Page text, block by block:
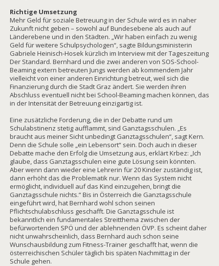
Richtige Umsetzung
Mehr Geld für soziale Betreuung in der Schule wird es in naher
Zukunft nicht geben – sowohl auf Bundesebene als auch auf
Länderebene und in den Städten. „Wir haben einfach zu wenig
Geld für weitere Schulpsychologen“, sagte Bildungsministerin
Gabriele Heinisch-Hosek kürzlich im Interview mit der Tageszeitung
Der Standard. Bernhard und die zwei anderen von SOS-School-
Beaming extern betreuten Jungs werden ab kommendem Jahr
vielleicht von einer anderen Einrichtung betreut, weil sich die
Finanzierung durch die Stadt Graz ändert. Sie werden ihren
Abschluss eventuell nicht bei School-Beaming machen können, das
in der Intensität der Betreuung einzigartig ist.
Eine zusätzliche Forderung, die in der Debatte rund um
Schulabstinenz stetig aufflammt, sind Ganztagsschulen. „Es
braucht aus meiner Sicht unbedingt Ganztagsschulen“, sagt Kern.
Denn die Schule solle „ein Lebensort“ sein. Doch auch in dieser
Debatte mache den Erfolg die Umsetzung aus, erklärt Krbez: „Ich
glaube, dass Ganztagsschulen eine gute Lösung sein könnten.
Aber wenn dann wieder eine Lehrerin für 20 Kinder zuständig ist,
dann erhöht das die Problematik nur. Wenn das System nicht
ermöglicht, individuell auf das Kind einzugehen, bringt die
Ganztagsschule nichts.“ Bis in Österreich die Ganztagsschule
eingeführt wird, hat Bernhard wohl schon seinen
Pflichtschulabschluss geschafft. Die Ganztagsschule ist
bekanntlich ein fundamentales Streitthema zwischen der
befürwortenden SPÖ und der ablehnenden ÖVP. Es scheint daher
nicht unwahrscheinlich, dass Bernhard auch schon seine
Wunschausbildung zum Fitness-Trainer geschafft hat, wenn die
österreichischen Schüler täglich bis späten Nachmittag in der
Schule gehen.